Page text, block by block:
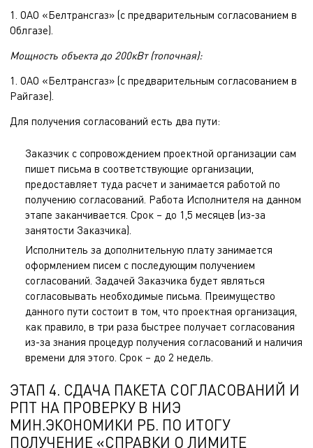
1. ОАО «Белтрансгаз» (с предварительным согласованием в
Облгазе).
Мощность объекта до 200кВт (топочная):
1. ОАО «Белтрансгаз» (с предварительным согласованием в
Райгазе).
Для получения согласований есть два пути:
Заказчик с сопровождением проектной организации сам
пишет письма в соответствующие организации,
предоставляет туда расчет и занимается работой по
получению согласований. Работа Исполнителя на данном
этапе заканчивается. Срок – до 1,5 месяцев (из-за
занятости Заказчика).
Исполнитель за дополнительную плату занимается
оформлением писем с последующим получением
согласований. Задачей Заказчика будет являться
согласовывать необходимые письма. Преимущество
данного пути состоит в том, что проектная организация,
как правило, в три раза быстрее получает согласования
из-за знания процедур получения согласований и наличия
времени для этого. Срок – до 2 недель.
ЭТАП 4. СДАЧА ПАКЕТА СОГЛАСОВАНИЙ И
РПТ НА ПРОВЕРКУ В НИЭ
МИН.ЭКОНОМИКИ РБ. ПО ИТОГУ
ПОЛУЧЕНИЕ «СПРАВКИ О ЛИМИТЕ